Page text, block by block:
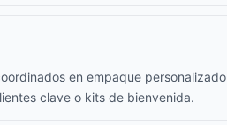
en empaque
clave o kits de bienvenida.